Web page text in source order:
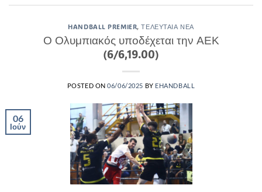
HANDBALL PREMIER,ΤΕΛΕΥΤΑΊΑ ΝΈΑ
Ο Ολυμπιακός υποδέχεται την ΑΕΚ
(6/6,19.00)
POSTED ON06/06/2025 BY EHANDBALL
06
Ιούν